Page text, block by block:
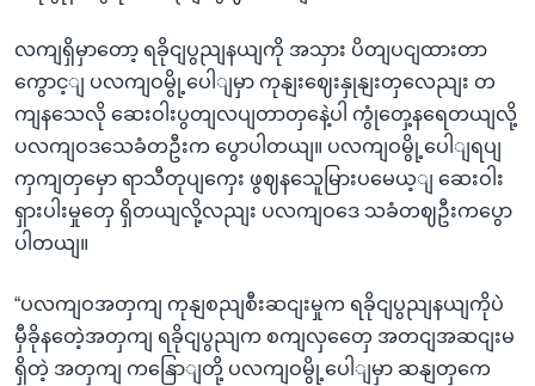
လကျရှိမှာတော့ ရခိုငျပွညျနယျကို အသှား ပိတျပငျထားတာ
ကွောင့ျ ပလကျဝမွို့ပေါျမှာ ကုနျးဈေးနှုနျးတှလေညျး တ
ကျနသေလို ဆေးဝါးပွတျလပျတာတှနေဲ့ပါ ကွုံတှေ့နရေတယျလို့
ပလကျဝဒသေခံတဦးက ပွောပါတယျ။ ပလကျဝမွို့ပေါျရပျ
ကှကျတှမှော ရာသီတုပျကှေး ဖွဈနသေူမြားပမေယ့ျ ဆေးဝါး
ရှားပါးမှုတှေ ရှိတယျလို့လညျး ပလကျဝဒေ သခံတဈဦးကပွော
ပါတယျ။
“ပလကျဝအတှကျ ကုနျစညျစီးဆငျးမှုက ရခိုငျပွညျနယျကိုပဲ
မှီခိုနတေဲ့အတှကျ ရခိုငျပွညျက စကျလှတှေေ အတငျအဆငျးမ
ရှိတဲ့ အတှကျ ကနြောျတို့ ပလကျဝမွို့ပေါျမှာ ဆနျတှကေ